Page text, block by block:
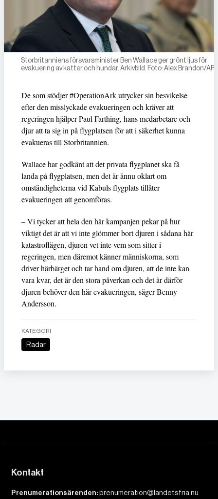
Storbritanniens försvarsminister Ben Wallace ger grönt ljus för
evakuering av katter och hundar. Arkivbild. Foto: Alex Brandon/
De som stödjer #OperationArk utrycker sin besvikelse
efter den misslyckade evakueringen och kräver att
regeringen hjälper Paul Farthing, hans medarbetare och
djur att ta sig in på flygplatsen för att i säkerhet kunna
evakueras till Storbritannien.
Wallace har godkänt att det privata flygplanet ska få
landa på flygplatsen, men det är ännu oklart om
omständigheterna vid Kabuls flygplats tillåter
evakueringen att genomföras.
– Vi tycker att hela den här kampanjen pekar på hur
viktigt det är att vi inte glömmer bort djuren i sådana här
katastroflägen, djuren vet inte vem som sitter i
regeringen, men däremot känner människorna, som
driver härbärget och tar hand om djuren, att de inte kan
vara kvar, det är den stora påverkan och det är därför
djuren behöver den här evakueringen, säger Benny
Andersson.
KATEGORI
Radar
Kontakt
Prenumerationsärenden:prenumeration@landetsfria.nu